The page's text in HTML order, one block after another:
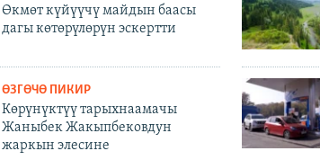
Өкмөт күйүүчү майдын баасы
дагы көтөрүлөрүн эскертти
ӨЗГӨЧӨ ПИКИР
Көрүнүктүү тарыхнаамачы
Жаныбек Жакыпбековдун
жаркын элесине